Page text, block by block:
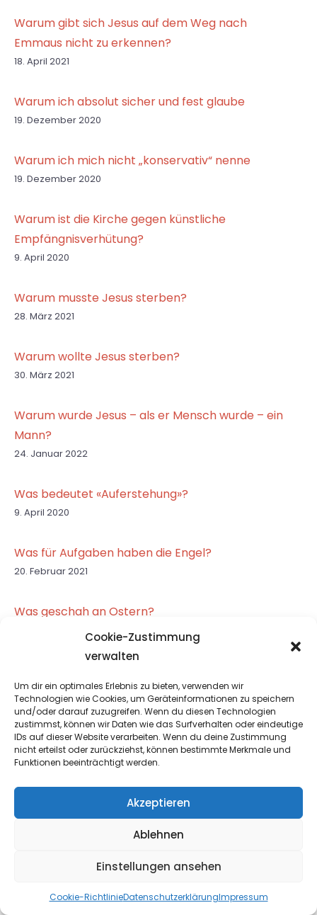
Cookie-Zustimmung
verwalten
Um dir ein optimales Erlebnis zu bieten, verwenden wir
Technologien wie Cookies, um Geräteinformationen zu speichern
und/oder darauf zuzugreifen. Wenn du diesen Technologien
zustimmst, können wir Daten wie das Surfverhalten oder eindeutige
IDs auf dieser Website verarbeiten. Wenn du deine Zustimmung
nicht erteilst oder zurückziehst, können bestimmte Merkmale und
Funktionen beeinträchtigt werden.
Akzeptieren
Ablehnen
Einstellungen ansehen
Cookie-RichtlinieDatenschutzerklärungImpressum
Warum gibt sich Jesus auf dem Weg nach
Emmaus nicht zu erkennen?
18. April 2021
Warum ich absolut sicher und fest glaube
19. Dezember 2020
Warum ich mich nicht „konservativ“ nenne
19. Dezember 2020
Warum ist die Kirche gegen künstliche
Empfängnisverhütung?
9. April 2020
Warum musste Jesus sterben?
28. März 2021
Warum wollte Jesus sterben?
30. März 2021
Warum wurde Jesus – als er Mensch wurde – ein
Mann?
24. Januar 2022
Was bedeutet «Auferstehung»?
9. April 2020
Was für Aufgaben haben die Engel?
20. Februar 2021
Was geschah an Ostern?
Vaterunser?
10. Februar 2022
Was ist das: Seele?
6. Oktober 2020